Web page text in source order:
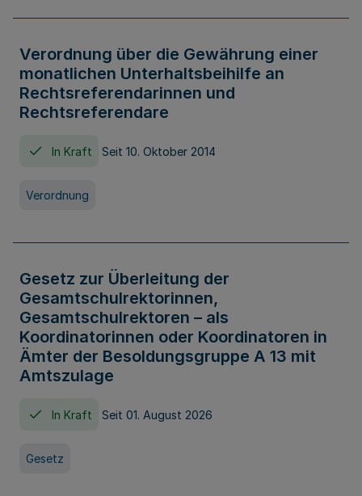
Verordnung über die Gewährung einer
monatlichen Unterhaltsbeihilfe an
Rechtsreferendarinnen und
Rechtsreferendare
In Kraft Seit 10. Oktober 2014
Verordnung
Gesetz zur Überleitung der
Gesamtschulrektorinnen,
Gesamtschulrektoren – als
Koordinatorinnen oder Koordinatoren in
Ämter der Besoldungsgruppe A 13 mit
Amtszulage
In Kraft Seit 01. August 2026
Gesetz